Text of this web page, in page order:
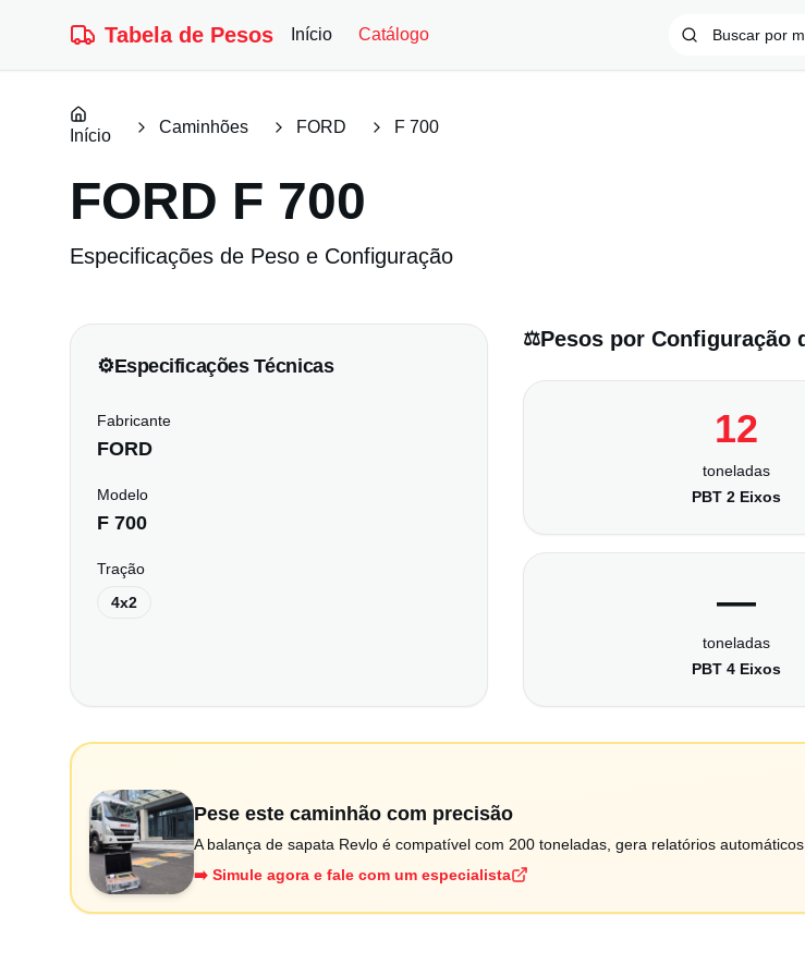
Tabela de Pesos Início Catálogo
Início Caminhões FORD F 700
FORD F 700
Especificações de Peso e Configuração
⚙️Especificações Técnicas
Fabricante
FORD
Modelo
F 700
Tração
4x2
⚖️Pesos por Configuração
12
toneladas
PBT 2 Eixos
—
toneladas
PBT 4 Eixos
Pese este caminhão com precisão
A balança de sapata Revlo é compatível com 200 toneladas, gera relatórios
➡️ Simule agora e fale com um especialista